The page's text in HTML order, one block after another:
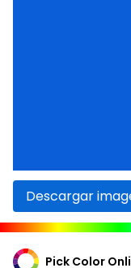
Descargar
Pick Color